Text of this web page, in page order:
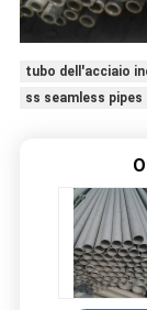
tubo dell'acciaio
ss seamless pipes